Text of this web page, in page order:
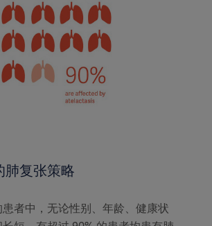
肺复张策略
者中，无论性别、年龄、健康状